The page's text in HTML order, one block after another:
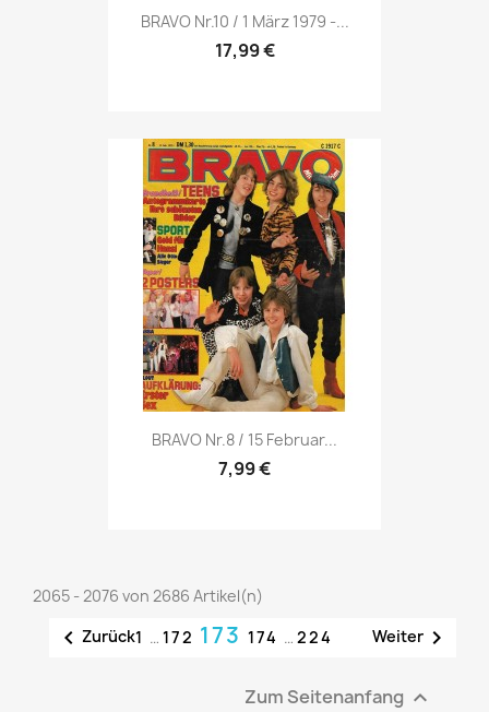
Vorschau
BRAVO Nr.10 / 1 März 1979 -...
17,99 €
Vorschau
BRAVO Nr.8 / 15 Februar...
7,99 €
2065 - 2076 von 2686 Artikel(n)
 Zurück1 … 172 173 174 … 224 Weiter 
Zum Seitenanfang 